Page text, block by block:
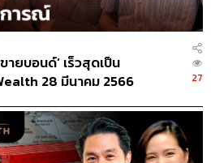
ายบอนด์’ เร็วสุดเป็น
28 มีนาคม 2566
27